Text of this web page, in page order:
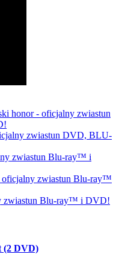
honor - oficjalny zwiastun
zwiastun DVD, BLU-
zwiastun Blu-ray™ i
oficjalny zwiastun Blu-ray™
zwiastun Blu-ray™ i DVD!
(2 DVD)